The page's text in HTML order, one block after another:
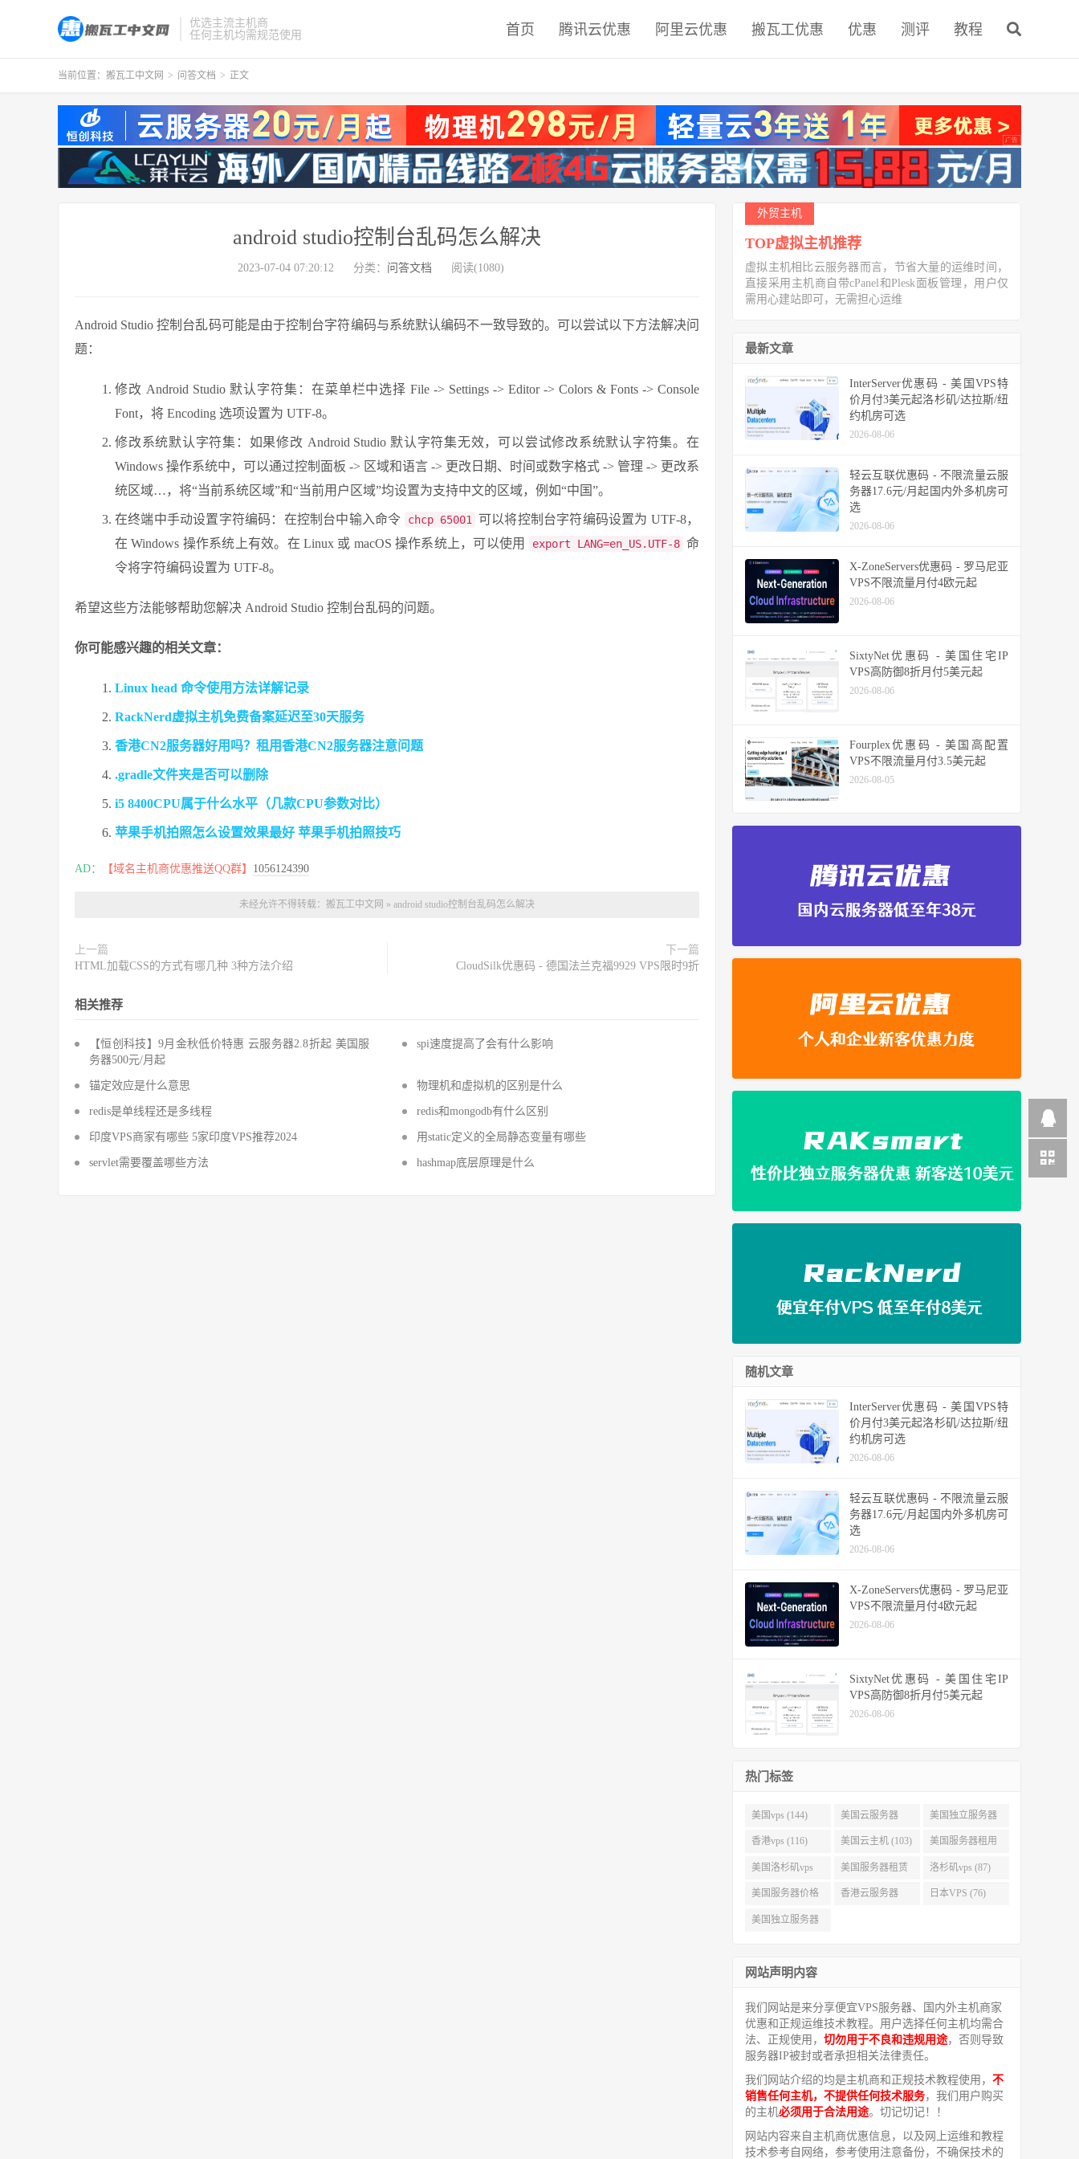
优选主流主机商
任何主机均需规范使用
首页 腾讯云优惠 阿里云优惠 搬瓦工优惠 优惠 测评 教程
当前位置： 搬瓦工中文网 > 问答文档 > 正文
android studio控制台乱码怎么解决
2023-07-04 07:20:12 分类： 问答文档 阅读(1080)
Android Studio 控制台乱码可能是由于控制台字符编码与系统默认编码不一致导致的。可以尝试以下方法解决问
题：
修改 Android Studio 默认字符集：在菜单栏中选择 File -> Settings -> Editor -> Colors & Fonts -> Console
Font，将 Encoding 选项设置为 UTF-8。
修改系统默认字符集：如果修改 Android Studio 默认字符集无效，可以尝试修改系统默认字符集。在
Windows 操作系统中，可以通过控制面板 -> 区域和语言 -> 更改日期、时间或数字格式 -> 管理 -> 更改系
统区域…，将“当前系统区域”和“当前用户区域”均设置为支持中文的区域，例如“中国”。
在终端中手动设置字符编码：在控制台中输入命令 chcp 65001
可以将控制台字符编码设置为 UTF-8，
在 Windows 操作系统上有效。在 Linux 或 macOS 操作系统上，可以使用
export LANG=en_US.UTF-8 命
令将字符编码设置为 UTF-8。
希望这些方法能够帮助您解决 Android Studio 控制台乱码的问题。
你可能感兴趣的相关文章：
Linux head 命令使用方法详解记录
RackNerd虚拟主机免费备案延迟至30天服务
香港CN2服务器好用吗？租用香港CN2服务器注意问题
.gradle文件夹是否可以删除
i5 8400CPU属于什么水平（几款CPU参数对比）
苹果手机拍照怎么设置效果最好 苹果手机拍照技巧
AD： 【域名主机商优惠推送QQ群】 1056124390
未经允许不得转载： 搬瓦工中文网 » android studio控制台乱码怎么解决
上一篇
HTML加载CSS的方式有哪几种 3种方法介绍
下一篇
CloudSilk优惠码 - 德国法兰克福9929 VPS限时9折
相关推荐
【恒创科技】9月金秋低价特惠 云服务器2.8折起 美国服
务器500元/月起
spi速度提高了会有什么影响
锚定效应是什么意思 物理机和虚拟机的区别是什么
redis是单线程还是多线程 redis和mongodb有什么区别
印度VPS商家有哪些 5家印度VPS推荐2024 用static定义的全局静态变量有哪些
servlet需要覆盖哪些方法 hashmap底层原理是什么
外贸主机
TOP虚拟主机推荐
虚拟主机相比云服务器而言，节省大量的运维时间，
直接采用主机商自带cPanel和Plesk面板管理，用户仅
需用心建站即可，无需担心运维
最新文章
InterServer优惠码 - 美国VPS特
价月付3美元起洛杉矶/达拉斯/纽
约机房可选
2026-08-06
轻云互联优惠码 - 不限流量云服
务器17.6元/月起国内外多机房可
选
2026-08-06
X-ZoneServers优惠码 - 罗马尼亚
VPS不限流量月付4欧元起
2026-08-06
SixtyNet优惠码 - 美国住宅IP
VPS高防御8折月付5美元起
2026-08-06
Fourplex优惠码 - 美国高配置
VPS不限流量月付3.5美元起
2026-08-05
随机文章
InterServer优惠码 - 美国VPS特
价月付3美元起洛杉矶/达拉斯/纽
约机房可选
2026-08-06
轻云互联优惠码 - 不限流量云服
务器17.6元/月起国内外多机房可
选
2026-08-06
X-ZoneServers优惠码 - 罗马尼亚
VPS不限流量月付4欧元起
2026-08-06
SixtyNet优惠码 - 美国住宅IP
VPS高防御8折月付5美元起
2026-08-06
热门标签
美国vps (144) 美国云服务器
(143)
美国独立服务器
(118)
香港vps (116) 美国云主机 (103) 美国服务器租用
(99)
美国洛杉矶vps
(94)
美国服务器租赁
(91)
洛杉矶vps (87)
美国服务器价格
(82)
香港云服务器 日本VPS (76)
美国独立服务器
网站声明内容
我们网站是来分享便宜VPS服务器、国内外主机商家
优惠和正规运维技术教程。用户选择任何主机均需合
法、正规使用， 切勿用于不良和违规用途，否则导致
服务器IP被封或者承担相关法律责任。
我们网站介绍的均是主机商和正规技术教程使用， 不
销售任何主机，不提供任何技术服务，我们用户购买
的主机必须用于合法用途。切记切记！！
网站内容来自主机商优惠信息，以及网上运维和教程
技术参考自网络，参考使用注意备份，不确保技术的